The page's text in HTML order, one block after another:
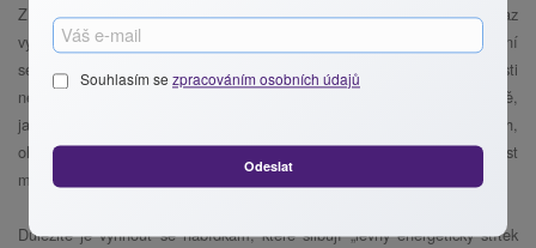
Získání PENB není složité, pokud víte, na koho se obrátit. Průkaz
vystavuje akreditovaný energetický specialista. Cena za jeho zpracování
se pohybuje zhruba od 3 000 do 6 000 Kč v závislosti na typu a velikosti
nemovitosti. K vyhotovení průkazu je potřeba dodat informace o budově,
jako jsou stavební výkresy, informace o vytápění, zateplení, oknech,
ohřevu vody apod. V případě, že podklady chybí, může odborník provést
místní šetření.
Důležité je vyhnout se nabídkám, které slibují „levný energetický štítek
Souhlasím se zpracováním osobních údajů
Odeslat